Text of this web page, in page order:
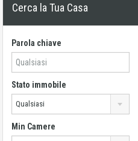
Cerca la Tua Casa
Parola chiave
Stato immobile
Qualsiasi
Min Camere